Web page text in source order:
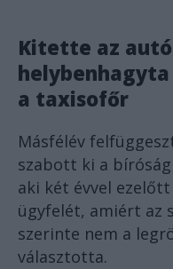
Kitette az
a taxisofőr
Másfélév
szabott ki a
aki két évvel ezelőtt
ügyfelét, amiért az
szerinte nem a
választotta.